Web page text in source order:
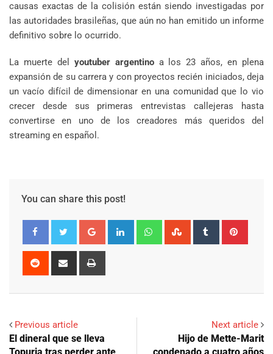
causas exactas de la colisión están siendo investigadas por
las autoridades brasileñas, que aún no han emitido un informe
definitivo sobre lo ocurrido.
La muerte del youtuber argentinoa los 23 años, en plena
expansión de su carrera y con proyectos recién iniciados, deja
un vacío difícil de dimensionar en una comunidad que lo vio
crecer desde sus primeras entrevistas callejeras hasta
convertirse en uno de los creadores más queridos del
streaming en español.
You can share this post!
Google+ LinkedIn WhatsappStumbleUpon
Tumblr
Reddit
Share
Previous article
El dineral que se lleva
Next article
Hijo de Mette-Marit